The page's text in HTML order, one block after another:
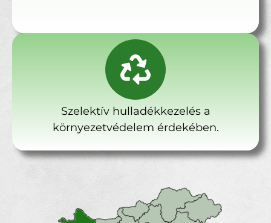
Szelektív hulladékkezelés a
környezetvédelem érdekében.